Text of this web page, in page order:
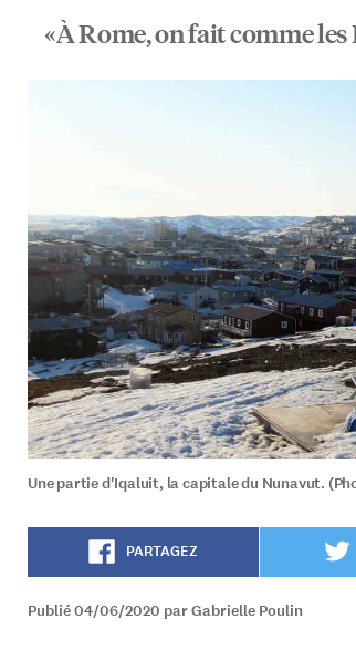
«À Rome, on fait comme
Une partie d'Iqaluit, la capitale du Nunavut.
PARTAGEZ
Publié 04/06/2020 par Gabrielle Poulin